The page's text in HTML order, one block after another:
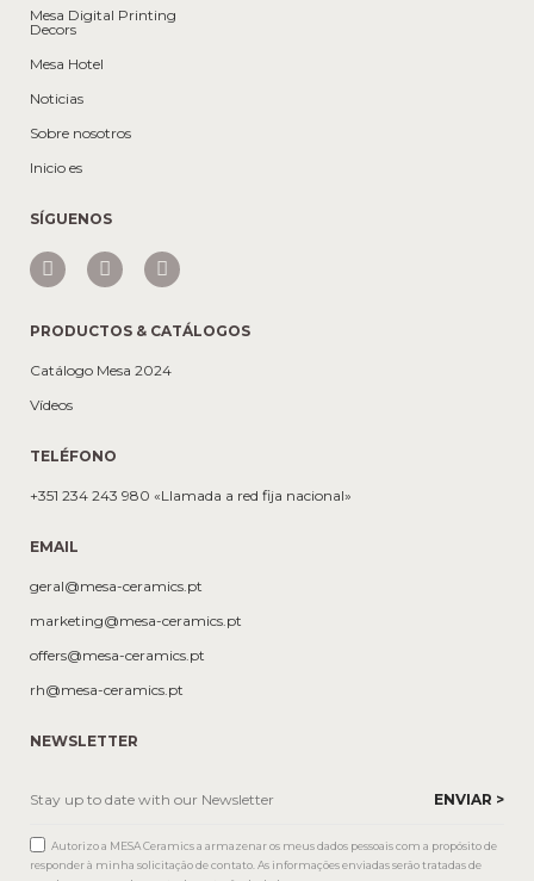
Mesa Digital Printing
Decors
Mesa Hotel
Noticias
Sobre nosotros
Inicio es
SÍGUENOS
PRODUCTOS & CATÁLOGOS
Catálogo Mesa 2024
Vídeos
TELÉFONO
+351 234 243 980 «Llamada a red fija nacional»
EMAIL
geral@mesa-ceramics.pt
marketing@mesa-ceramics.pt
offers@mesa-ceramics.pt
rh@mesa-ceramics.pt
NEWSLETTER
Autorizo a MESA Ceramics a armazenar os meus dados pessoais com a propósito de
responder à minha solicitação de contato. As informações enviadas serão tratadas de